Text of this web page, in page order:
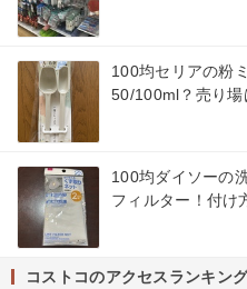
100均セリアの粉
50/100ml？売り場
100均ダイソーの
フィルター！付け
コストコのアクセスランキン